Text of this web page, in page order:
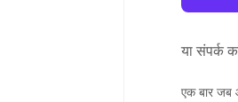
या संपर्क
एक बार जब